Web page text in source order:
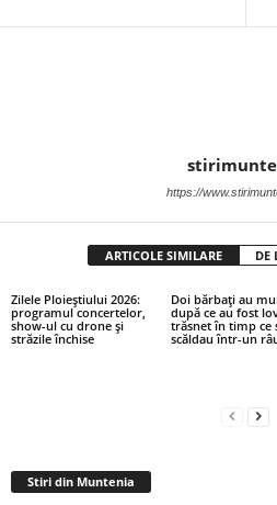
https://
ARTICOLE SIMILARE DE
Zilele Ploieștiului 2026:
programul concertelor,
show-ul cu drone și
străzile închise
Doi bărbați au
după ce au fost
trăsnet în timp ce
scăldau într-un
Stiri din Muntenia